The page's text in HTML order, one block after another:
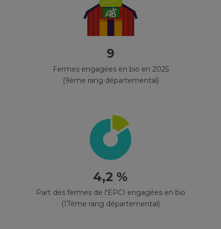
9
Fermes engagées en bio en 2025
(9ème rang départemental)
4,2 %
Part des fermes de l'EPCI engagées en bio
(17ème rang départemental)